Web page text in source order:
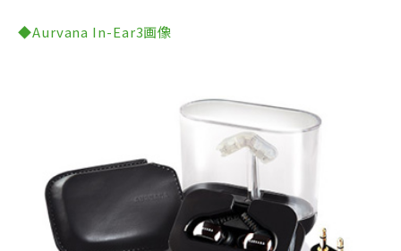
◆Aurvana In-Ear3画像